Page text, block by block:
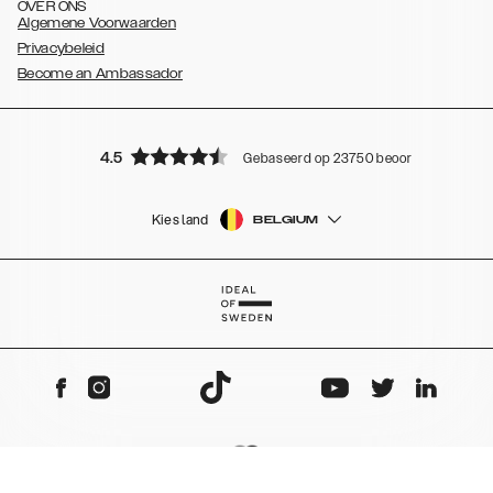
OVER ONS
Algemene Voorwaarden
Privacybeleid
Become an Ambassador
4.5 Gebaseerd op 23750 beoordelingen
Kies land BELGIUM